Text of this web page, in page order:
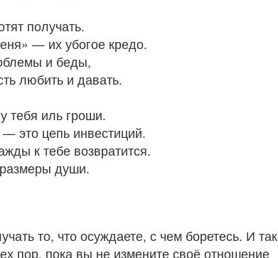
получать.
— их убогое кредо.
и беды,
любить и давать.
тебя иль гроши.
это цепь инвестиций.
к тебе возвратится.
души.
то, что осуждаете, с чем боретесь. И так
пор, пока вы не измените своё отношение